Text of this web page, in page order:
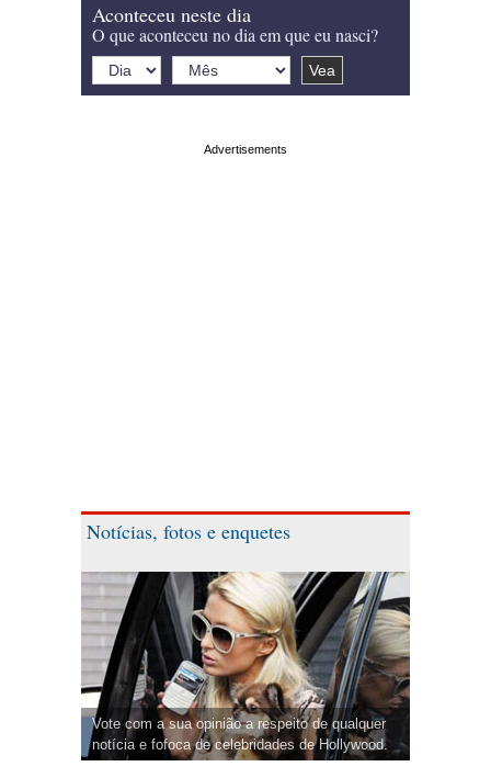
Aconteceu neste dia
O que aconteceu no dia em que eu nasci?
Notícias, fotos e enquetes
Vote com a sua opinião a respeito de qualquer
notícia e fofoca de celebridades de Hollywood.